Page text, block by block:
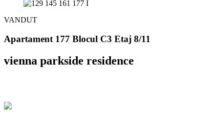
VANDUT
Apartament 177 Blocul C3 Etaj 8/11
vienna parkside residence